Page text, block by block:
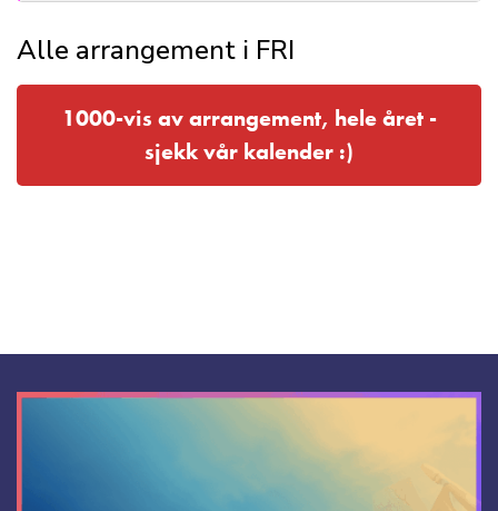
Alle arrangement i FRI
1000-vis av arrangement, hele året -
sjekk vår kalender :)